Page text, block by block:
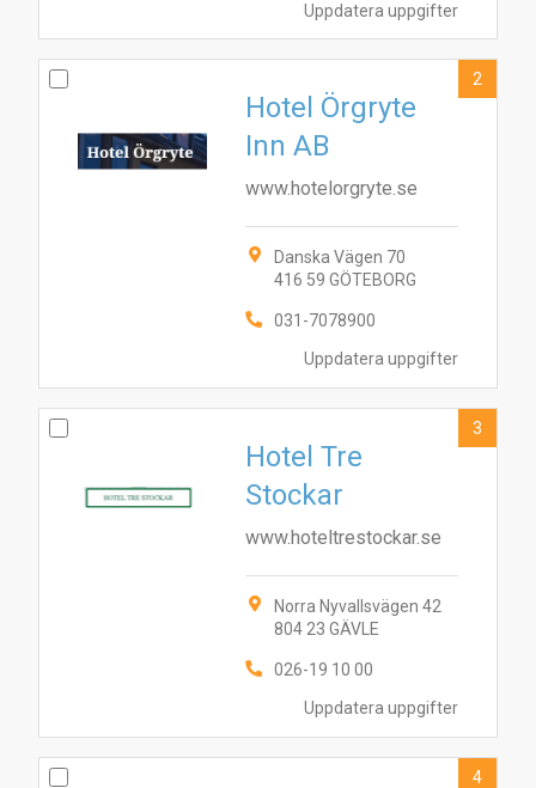
Uppdatera uppgifter
Uppdatera uppgifter
Hotel Örgryte
Inn AB
www.hotelorgryte.se
Danska Vägen 70
416 59 GÖTEBORG
031-7078900
2
Uppdatera uppgifter
Hotel Tre
Stockar
www.hoteltrestockar.se
Norra Nyvallsvägen 42
804 23 GÄVLE
026-19 10 00
3
4